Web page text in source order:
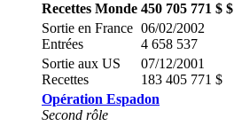
Recettes Monde 450 705 771 $ $
Sortie en France
Entrées
06/02/2002
4 658 537
Sortie aux US
Recettes
07/12/2001
183 405 771 $
Opération Espadon
Second rôle